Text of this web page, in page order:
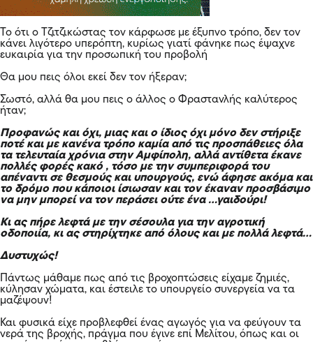
Το ότι ο Τζιτζικώστας τον κάρφωσε με έξυπνο τρόπο, δεν τον
κάνει λιγότερο υπερόπτη, κυρίως γιατί φάνηκε πως έψαχνε
ευκαιρία για την προσωπική του προβολή
Θα μου πεις όλοι εκεί δεν τον ήξεραν;
Σωστό, αλλά θα μου πεις ο άλλος ο Φραστανλής καλύτερος
ήταν;
Προφανώς και όχι, μιας και ο ίδιος όχι μόνο δεν στήριξε
ποτέ και με κανένα τρόπο καμία από τις προσπάθειες όλα
τα τελευταία χρόνια στην Αμφίπολη, αλλά αντίθετα έκανε
πολλές φορές κακό , τόσο με την συμπεριφορά του
απέναντι σε θεσμούς και υπουργούς, ενώ άφησε ακόμα και
το δρόμο που κάποιοι ίσιωσαν και τον έκαναν προσβάσιμο
να μην μπορεί να τον περάσει ούτε ένα …γαιδούρι!
Κι ας πήρε λεφτά με την σέσουλα για την αγροτική
οδοποιία, κι ας στηρίχτηκε από όλους και με πολλά λεφτά…
Δυστυχώς!
Πάντως μάθαμε πως από τις βροχοπτώσεις είχαμε ζημιές,
κύλησαν χώματα, και έστειλε το υπουργείο συνεργεία να τα
μαζέψουν!
Και φυσικά είχε προβλεφθεί ένας αγωγός για να φεύγουν τα
νερά της βροχής, πράγμα που έγινε επί Μελίτου, όπως και οι